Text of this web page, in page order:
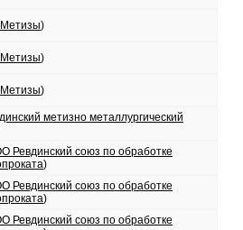
)
)
)
метизно металлургический
Ревдинский союз по обработке
)
Ревдинский союз по обработке
)
Ревдинский союз по обработке